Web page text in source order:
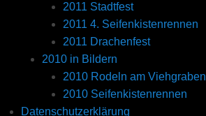
2011 Stadtfest
2011 4. Seifenkistenrennen
2011 Drachenfest
2010 in Bildern
2010 Rodeln am Viehgraben
2010 Seifenkistenrennen
Datenschutzerklärung